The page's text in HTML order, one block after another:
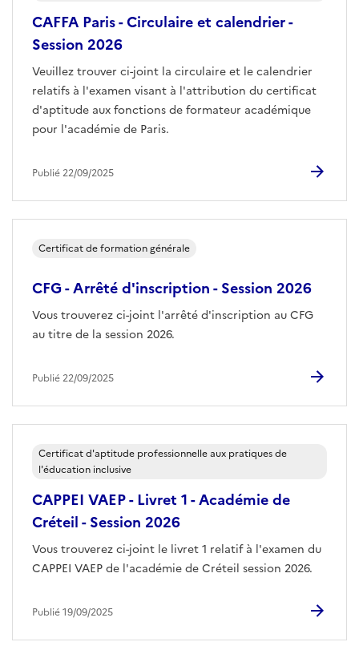
CAFFA Paris - Circulaire et calendrier -
Session 2026
Veuillez trouver ci-joint la circulaire et le calendrier
relatifs à l'examen visant à l'attribution du certificat
d'aptitude aux fonctions de formateur académique
pour l'académie de Paris.
Publié 22/09/2025
CFG - Arrêté d'inscription - Session 2026
Vous trouverez ci-joint l'arrêté d'inscription au CFG
au titre de la session 2026.
Certificat de formation générale
Publié 22/09/2025
CAPPEI VAEP - Livret 1 - Académie de
Créteil - Session 2026
Vous trouverez ci-joint le livret 1 relatif à l'examen du
CAPPEI VAEP de l'académie de Créteil session 2026.
Certificat d'aptitude professionnelle aux pratiques de
l'éducation inclusive
Publié 19/09/2025